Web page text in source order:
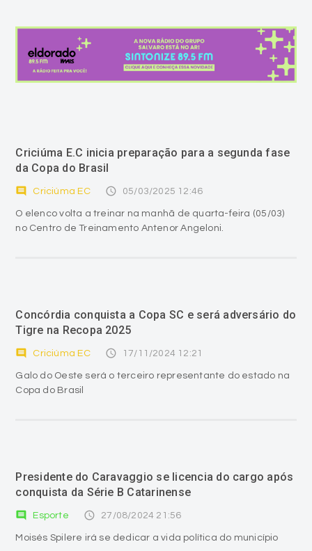
Criciúma E.C inicia preparação para a segunda fase
da Copa do Brasil
comment Criciúma EC access_time 05/03/2025 12:46
O elenco volta a treinar na manhã de quarta-feira (05/03)
no Centro de Treinamento Antenor Angeloni.
Concórdia conquista a Copa SC e será adversário do
Tigre na Recopa 2025
comment Criciúma EC access_time 17/11/2024 12:21
Galo do Oeste será o terceiro representante do estado na
Copa do Brasil
Presidente do Caravaggio se licencia do cargo após
conquista da Série B Catarinense
comment Esporte access_time 27/08/2024 21:56
Moisés Spilere irá se dedicar a vida política do município